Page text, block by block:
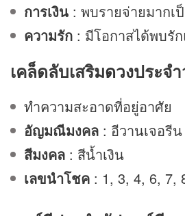
การเงิน : พบรายจ่ายมากเ
ความรัก : มีโอกาสได้พบรั
เคล็ดลับเสริมดวงประจ
ทำความสะอาดที่อยู่อาศัย
อัญมณีมงคล : อีวานเจอรีน
สีมงคล : สีน้ำเงิน
เลขนำโชค : 1, 3, 4, 6, 7,